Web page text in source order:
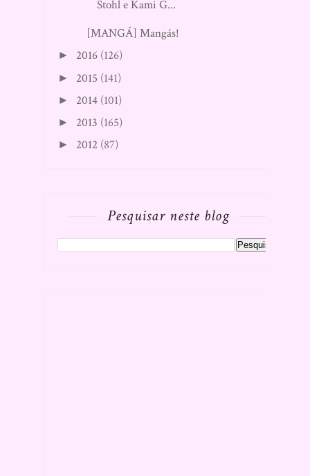
[MANGÁ] Mangás!
2016 (126)
► 2015 (141)
► 2014 (101)
► 2013 (165)
► 2012 (87)